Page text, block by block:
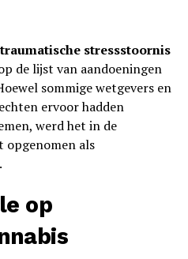
stressstoornis
de lijst van aandoeningen
sommige wetgevers en
ervoor hadden
werd het in de
opgenomen als
op